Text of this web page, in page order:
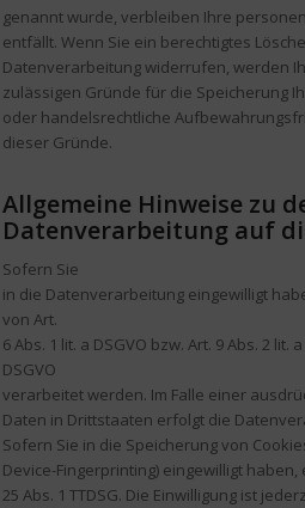
genannt wurde, verbleiben Ihre
entfällt. Wenn Sie ein berechtigtes
Datenverarbeitung widerrufen, werden
zulässigen Gründe für die Speicherung
oder handelsrechtliche
dieser Gründe.
Allgemeine Hinweise zu
Datenverarbeitung auf
Sofern Sie
in die Datenverarbeitung eingewilligt
von Art.
6 Abs. 1 lit. a DSGVO bzw. Art. 9 Abs. 2
DSGVO
verarbeitet werden. Im Falle einer
Daten in Drittstaaten erfolgt die
Sofern Sie in die Speicherung von
Device-Fingerprinting) eingewilligt
25 Abs. 1 TTDSG. Die Einwilligung ist